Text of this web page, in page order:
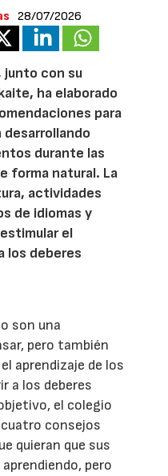
28/07/2026
junto con su
ha elaborado
para
durante las
forma natural. La
actividades
de idiomas y
el
los deberes
son una
pero también
aprendizaje de los
a los deberes
el colegio
consejos
quieran que sus
pero